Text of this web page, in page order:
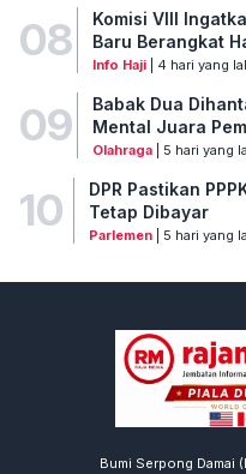
08
Komisi VIII
Baru Berangkat
Info Haji| 4 hari yang
09
Babak Dua
Mental Juara
Olahraga| 5 hari yang
10
DPR Pastikan
Tetap Dibayar
Parlemen| 5 hari yang
Bumi Serpong Damai